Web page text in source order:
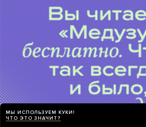
МЫ ИСПОЛЬЗУЕМ КУКИ!
ЧТО ЭТО ЗНАЧИТ?